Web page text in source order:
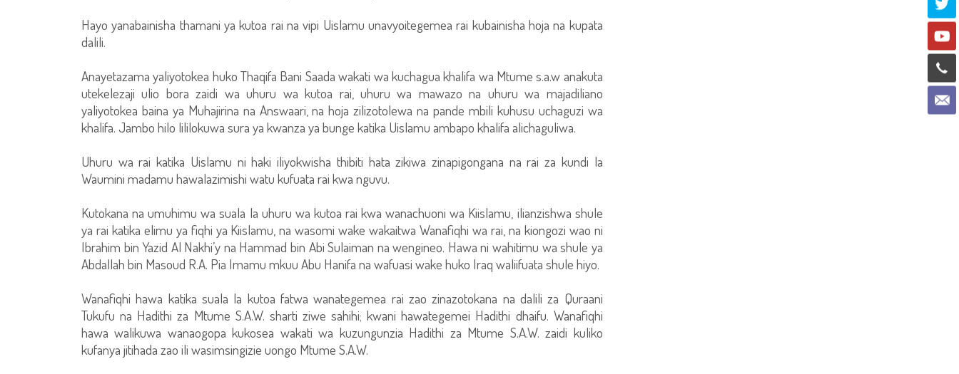
Hayo yanabainisha thamani ya kutoa rai na vipi Uislamu unavyoitegemea rai kubainisha hoja na kupata
dalili.
Anayetazama yaliyotokea huko Thaqifa Bani Saada wakati wa kuchagua khalifa wa Mtume s.a.w anakuta
utekelezaji ulio bora zaidi wa uhuru wa kutoa rai, uhuru wa mawazo na uhuru wa majadiliano
yaliyotokea baina ya Muhajirina na Answaari, na hoja zilizotolewa na pande mbili kuhusu uchaguzi wa
khalifa. Jambo hilo lililokuwa sura ya kwanza ya bunge katika Uislamu ambapo khalifa alichaguliwa.
Uhuru wa rai katika Uislamu ni haki iliyokwisha thibiti hata zikiwa zinapigongana na rai za kundi la
Waumini madamu hawalazimishi watu kufuata rai kwa nguvu.
Kutokana na umuhimu wa suala la uhuru wa kutoa rai kwa wanachuoni wa Kiislamu, ilianzishwa shule
ya rai katika elimu ya fiqhi ya Kiislamu, na wasomi wake wakaitwa Wanafiqhi wa rai, na kiongozi wao ni
Ibrahim bin Yazid Al Nakhi’y na Hammad bin Abi Sulaiman na wengineo. Hawa ni wahitimu wa shule ya
Abdallah bin Masoud R.A. Pia Imamu mkuu Abu Hanifa na wafuasi wake huko Iraq waliifuata shule hiyo.
Wanafiqhi hawa katika suala la kutoa fatwa wanategemea rai zao zinazotokana na dalili za Quraani
Tukufu na Hadithi za Mtume S.A.W. sharti ziwe sahihi; kwani hawategemei Hadithi dhaifu. Wanafiqhi
hawa walikuwa wanaogopa kukosea wakati wa kuzungunzia Hadithi za Mtume S.A.W. zaidi kuliko
kufanya jitihada zao ili wasimsingizie uongo Mtume S.A.W.